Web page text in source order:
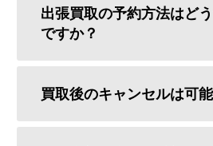
出張買取の予約方法はど
ですか？
買取後のキャンセルは可